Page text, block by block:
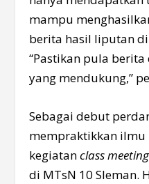
mampu
berita hasil liputan
“Pastikan pula
yang mendukung,”
Sebagai debut
mempraktikkan ilmu
kegiatanclass meeting
di MTsN 10 Sleman.